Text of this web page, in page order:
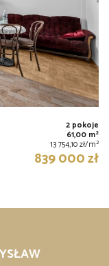
2 pokoje
61,00 m2
13 754,10 zł/m2
839 000 zł